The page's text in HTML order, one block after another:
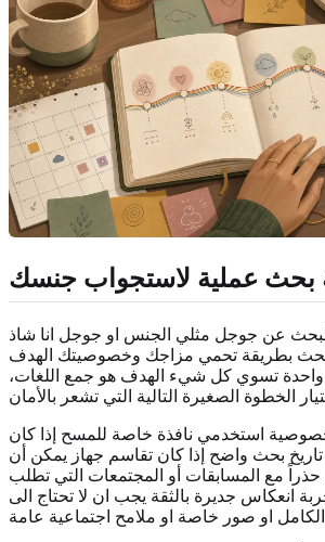
بحث عملية لاستجواب جنسك
عن جوجل مثلي الجنس او جوجل انا شاذ
بطريقة تحمي مزاجك وخصوصيتك الهدف
تسوي كل شيء الهدف هو جمع اللغات،
استخدمي نافذة خاصة للمسح إذا كان
تاريخ بحث واضح إذا كان تقاسم جهاز يمكن أن
مع المسابقات أو المجتمعات التي تطلب
انعكاس جديرة بالثقة يجب ان لا تحتاج الى
او صور خاصة او ملامح اجتماعية عامة